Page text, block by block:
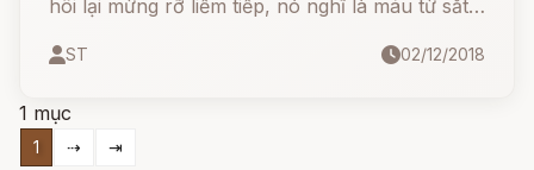
hôi lại mừng rỡ liếm tiếp, nó nghĩ là máu từ sắt
của nó.
ST 02/12/2018
1 mục
1 ⇢ ⇥